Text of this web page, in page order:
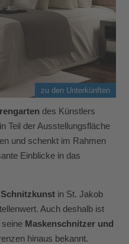
zu den Unterkünften
des Künstlers
Teil der Ausstellungsfläche
und schenkt im Rahmen
Einblicke in das
Schnitzkunst in St. Jakob
Auch deshalb ist
Maskenschnitzer und
hinaus bekannt.